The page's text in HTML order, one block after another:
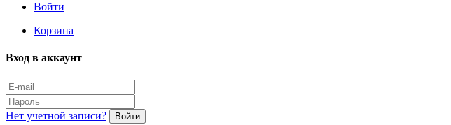
Войти
Корзина
Вход в аккаунт
Нет учетной записи? Войти